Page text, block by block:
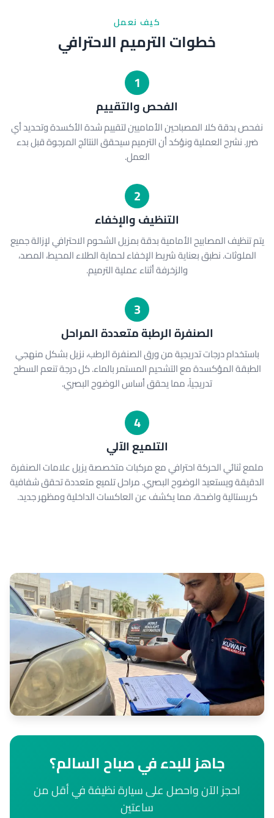
كيف نعمل
خطوات الترميم الاحترافي
1
الفحص والتقييم
نفحص بدقة كلا المصباحين الأماميين لتقييم شدة الأكسدة وتحديد أي
ضرر. نشرح العملية ونؤكد أن الترميم سيحقق النتائج المرجوة قبل بدء
العمل.
2
التنظيف والإخفاء
يتم تنظيف المصابيح الأمامية بدقة بمزيل الشحوم الاحترافي لإزالة جميع
الملوثات. نطبق بعناية شريط الإخفاء لحماية الطلاء المحيط، المصد،
والزخرفة أثناء عملية الترميم.
3
الصنفرة الرطبة متعددة المراحل
باستخدام درجات تدريجية من ورق الصنفرة الرطب، نزيل بشكل منهجي
الطبقة المؤكسدة مع التشحيم المستمر بالماء. كل درجة تنعم السطح
تدريجياً، مما يحقق أساس الوضوح البصري.
4
التلميع الآلي
ملمع ثنائي الحركة احترافي مع مركبات متخصصة يزيل علامات الصنفرة
الدقيقة ويستعيد الوضوح البصري. مراحل تلميع متعددة تحقق شفافية
كريستالية واضحة، مما يكشف عن العاكسات الداخلية ومظهر جديد.
جاهز للبدء في صباح السالم؟
احجز الآن واحصل على سيارة نظيفة في أقل من
ساعتين